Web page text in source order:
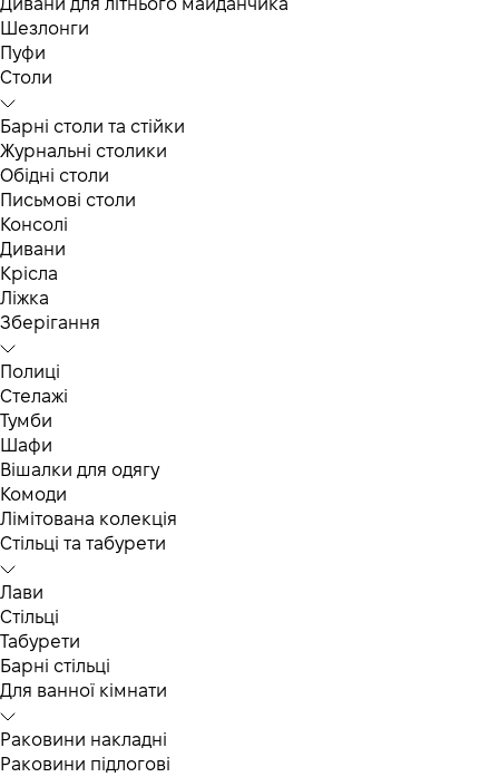
Дивани для літнього майданчика
Шезлонги
Пуфи
Столи
Барні столи та стійки
Журнальні столики
Обідні столи
Письмові столи
Консолі
Дивани
Крісла
Ліжка
Зберігання
Полиці
Стелажі
Тумби
Шафи
Вішалки для одягу
Комоди
Лімітована колекція
Стільці та табурети
Лави
Стільці
Табурети
Барні стільці
Для ванної кімнати
Раковини накладні
Раковини підлогові